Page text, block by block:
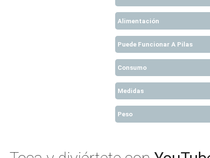
Alimentación
Puede Funcionar A Pilas
Consumo
Medidas
Peso